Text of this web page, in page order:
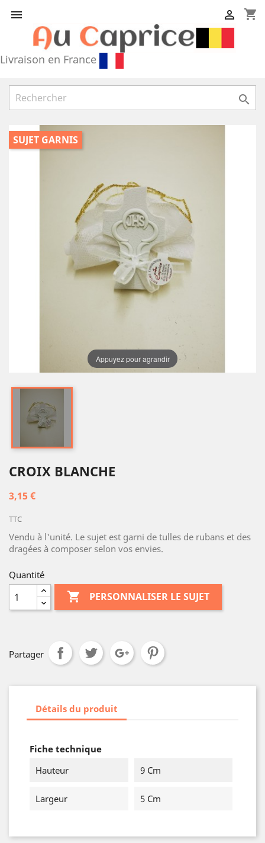
 shopping_cart

Livraison en France

SUJET GARNIS
Appuyez pour agrandir
CROIX BLANCHE
3,15 €
TTC
Vendu à l'unité. Le sujet est garni de tulles de rubans et des
dragées à composer selon vos envies.
Quantité
 PERSONNALISER LE SUJET
Partager
Détails du produit
Fiche technique
Hauteur
9 Cm
Largeur 5 Cm